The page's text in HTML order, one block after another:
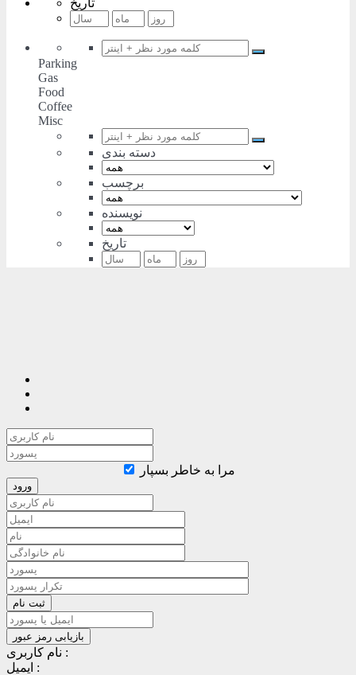
تاریخ
Parking
Gas
Food
Coffee
Misc
دسته بندی
برچسب
نویسنده
تاریخ
مرا به خاطر بسپار
نام کاربری :
ایمیل :